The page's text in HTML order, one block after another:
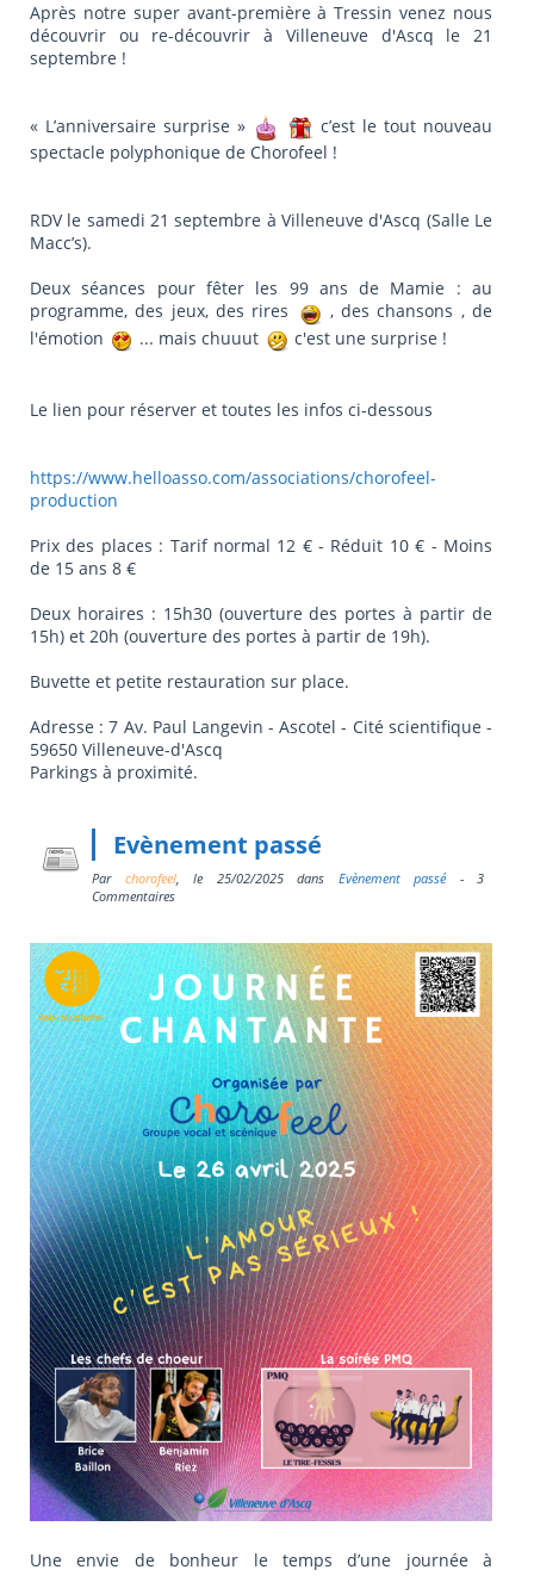
Après notre super avant-première à Tressin venez nous
découvrir ou re-découvrir à Villeneuve d'Ascq le 21
septembre !
« L’anniversaire surprise »
c’est le tout nouveau
spectacle polyphonique de Chorofeel !
RDV le samedi 21 septembre à Villeneuve d'Ascq (Salle Le
Macc’s).
Deux séances pour fêter les 99 ans de Mamie : au
programme, des jeux, des rires
, des chansons , de
l'émotion
... mais chuuut c'est une surprise !
Le lien pour réserver et toutes les infos ci-dessous
https://www.helloasso.com/associations/chorofeel-
production
Prix des places : Tarif normal 12 € - Réduit 10 € - Moins
de 15 ans 8 €
Deux horaires : 15h30 (ouverture des portes à partir de
15h) et 20h (ouverture des portes à partir de 19h).
Buvette et petite restauration sur place.
Adresse : 7 Av. Paul Langevin - Ascotel - Cité scientifique -
59650 Villeneuve-d'Ascq
Parkings à proximité.
Evènement passé
Par chorofeel, le 25/02/2025dans Evènement passé- 3
Commentaires
Une envie de bonheur le temps d’une journée à